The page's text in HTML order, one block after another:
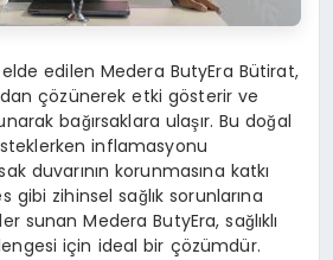
edilen Medera ButyEra Bütirat,
çözünerek etki gösterir ve
bağırsaklara ulaşır. Bu doğal
inflamasyonu
duvarının korunmasına katkı
gibi zihinsel sağlık sorunlarına
sunan Medera ButyEra, sağlıklı
için ideal bir çözümdür.